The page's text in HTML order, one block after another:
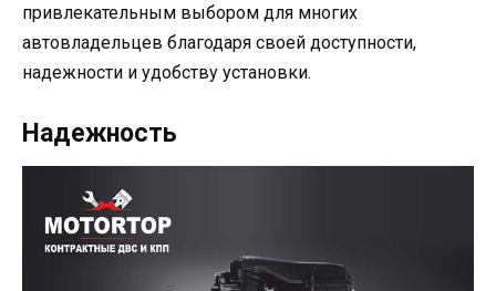
привлекательным выбором для многих
автовладельцев благодаря своей доступности,
надежности и удобству установки.
Надежность